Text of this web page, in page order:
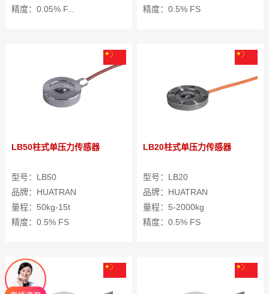
精度：0.05% F...
精度：0.5% FS
LB50柱式单压力传感器
型号：LB50
品牌：HUATRAN
量程：50kg-15t
精度：0.5% FS
LB20柱式单压力传感器
型号：LB20
品牌：HUATRAN
量程：5-2000kg
精度：0.5% FS